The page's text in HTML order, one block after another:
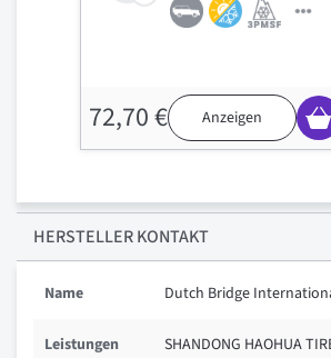
72,70 € Anzeigen
HERSTELLER KONTAKT
Name Dutch Bridge
Leistungen SHANDONG HAOHUA